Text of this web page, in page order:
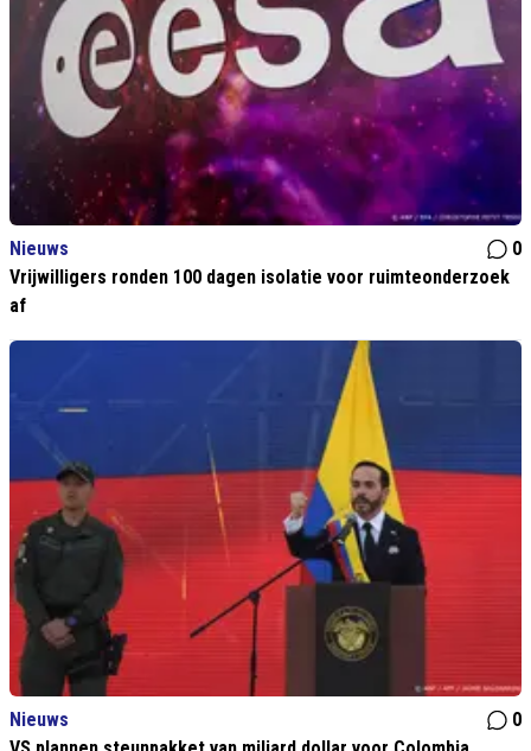
Nieuws
0
Vrijwilligers ronden 100 dagen isolatie voor ruimteonderzoek
af
Nieuws
0